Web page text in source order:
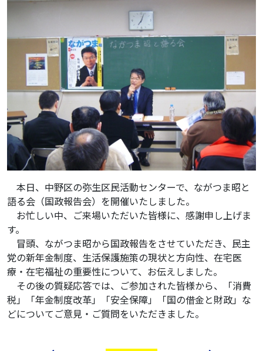
本日、中野区の弥生区民活動センターで、ながつま昭と
語る会（国政報告会）を開催いたしました。
お忙しい中、ご来場いただいた皆様に、感謝申し上げま
す。
冒頭、ながつま昭から国政報告をさせていただき、民主
党の新年金制度、生活保護施策の現状と方向性、在宅医
療・在宅福祉の重要性について、お伝えしました。
その後の質疑応答では、ご参加された皆様から、「消費
税」「年金制度改革」「安全保障」「国の借金と財政」な
どについてご意見・ご質問をいただきました。